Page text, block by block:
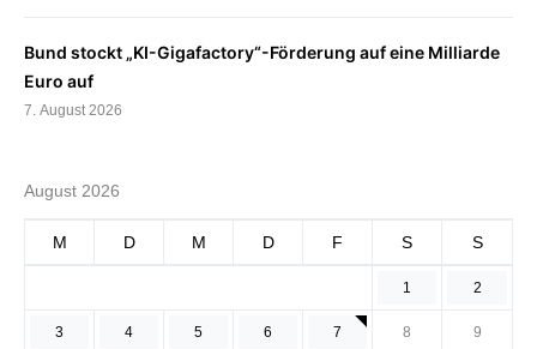
Bund stockt „KI-Gigafactory“-Förderung auf eine Milliarde
Euro auf
7. August 2026
August 2026
M D M D F S S
1 2
3 4 5 6 7 8 9